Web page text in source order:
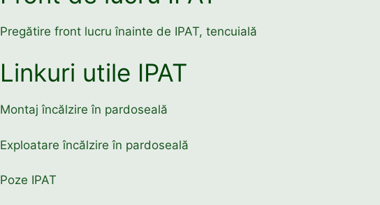
Pregătire front lucru înainte de IPAT, tencuială
Linkuri utile IPAT
Montaj încălzire în pardoseală
Exploatare încălzire în pardoseală
Poze IPAT